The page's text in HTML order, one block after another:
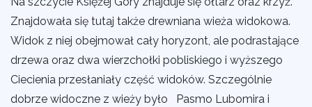
Znajdowała się tutaj także drewniana wieża widokowa.
Widok z niej obejmował cały horyzont, ale podrastające
drzewa oraz dwa wierzchołki pobliskiego i wyższego
Ciecienia przesłaniały część widoków. Szczególnie
dobrze widoczne z wieży było Pasmo Lubomira i